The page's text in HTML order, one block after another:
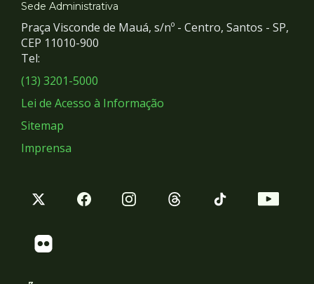
e
Redes
Sociais
Sede Administrativa
Praça Visconde de Mauá, s/nº - Centro, Santos - SP,
CEP 11010-900
Tel:
(13) 3201-5000
Lei de Acesso à Informação
Sitemap
Imprensa